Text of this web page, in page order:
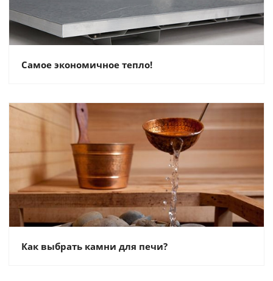
Самое экономичное тепло!
Как выбрать камни для печи?